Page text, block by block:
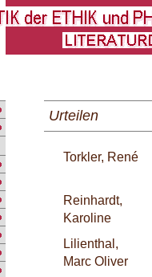
Urteilen
Torkler, René
Reinhardt,
Karoline
Lilienthal,
Marc Oliver